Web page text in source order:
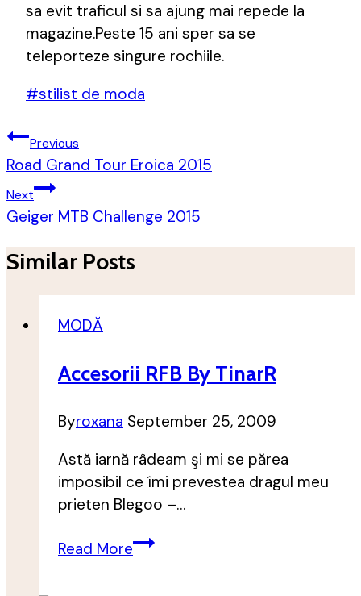
sa evit traficul si sa ajung mai repede la
magazine.Peste 15 ani sper sa se
teleporteze singure rochiile.
Post
#stilist de moda
Post
Navigation
Previous
Road Grand Tour Eroica 2015
Next
Geiger MTB Challenge 2015
Similar Posts
MODĂ
Accesorii RFB By TinarR
Byroxana September 25, 2009
Astă iarnă râdeam şi mi se părea
imposibil ce îmi prevestea dragul meu
prieten Blegoo –…
Read MoreAccesorii